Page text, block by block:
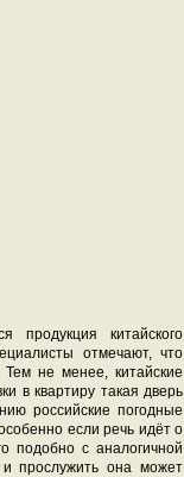
продукция китайского
отмечают, что
Тем не менее, китайские
в квартиру такая дверь
российские погодные
если речь идёт о
подобно с аналогичной
и прослужить она может